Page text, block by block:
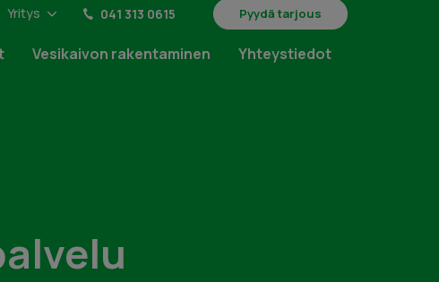
Vesikaivon rakentaminen Yhteystiedot
Yritys 041 313 0615 Pyydä tarjous